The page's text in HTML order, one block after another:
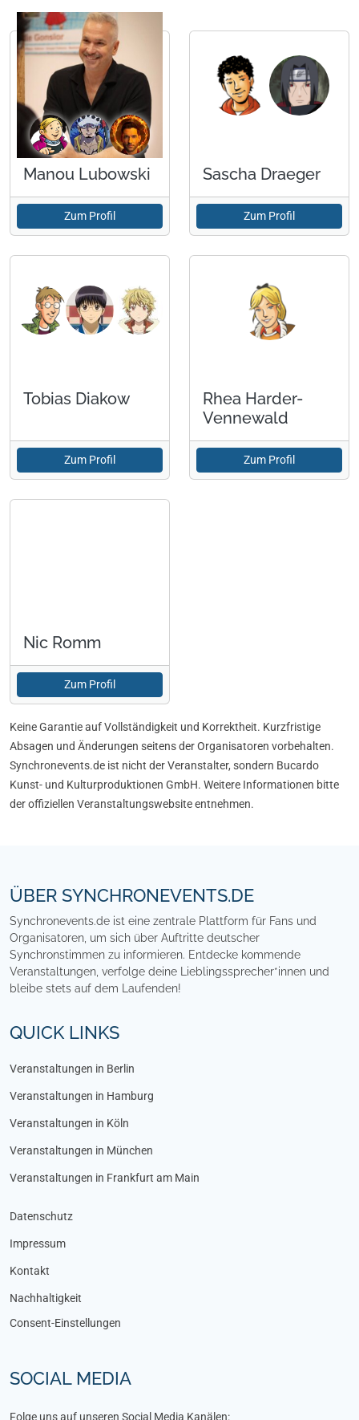
Manou Lubowski
Zum Profil
Sascha Draeger
Zum Profil
Tobias Diakow
Zum Profil
Rhea Harder-
Vennewald
Zum Profil
Nic Romm
Zum Profil
Keine Garantie auf Vollständigkeit und Korrektheit. Kurzfristige
Absagen und Änderungen seitens der Organisatoren vorbehalten.
Synchronevents.de ist nicht der Veranstalter, sondern Bucardo
Kunst- und Kulturproduktionen GmbH. Weitere Informationen bitte
der offiziellen Veranstaltungswebsite entnehmen.
ÜBER SYNCHRONEVENTS.DE
Synchronevents.de ist eine zentrale Plattform für Fans und
Organisatoren, um sich über Auftritte deutscher
Synchronstimmen zu informieren. Entdecke kommende
Veranstaltungen, verfolge deine Lieblingssprecher*innen und
bleibe stets auf dem Laufenden!
QUICK LINKS
Veranstaltungen in Berlin
Veranstaltungen in Hamburg
Veranstaltungen in Köln
Veranstaltungen in München
Veranstaltungen in Frankfurt am Main
Datenschutz
Impressum
Kontakt
Nachhaltigkeit
Consent-Einstellungen
SOCIAL MEDIA
Folge uns auf unseren Social Media Kanälen: